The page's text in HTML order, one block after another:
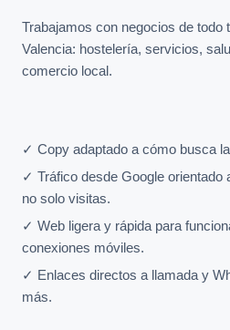
Trabajamos con negocios de todo
Valencia: hostelería, servicios,
comercio local.
✓ Copy adaptado a cómo busca
✓ Tráfico desde Google orientado
no solo visitas.
✓ Web ligera y rápida para
conexiones móviles.
✓ Enlaces directos a llamada y
más.